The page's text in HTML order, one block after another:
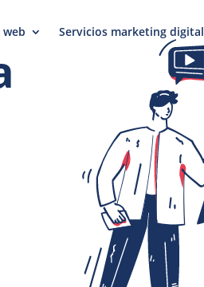
web Servicios marketing digital